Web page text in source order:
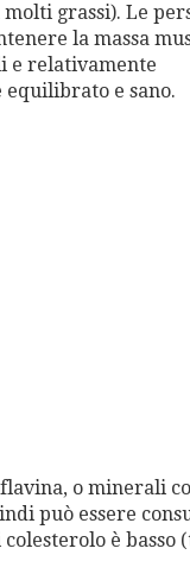
grassi). Le
la massa
e relativamente
e sano.
o minerali
può essere
è basso